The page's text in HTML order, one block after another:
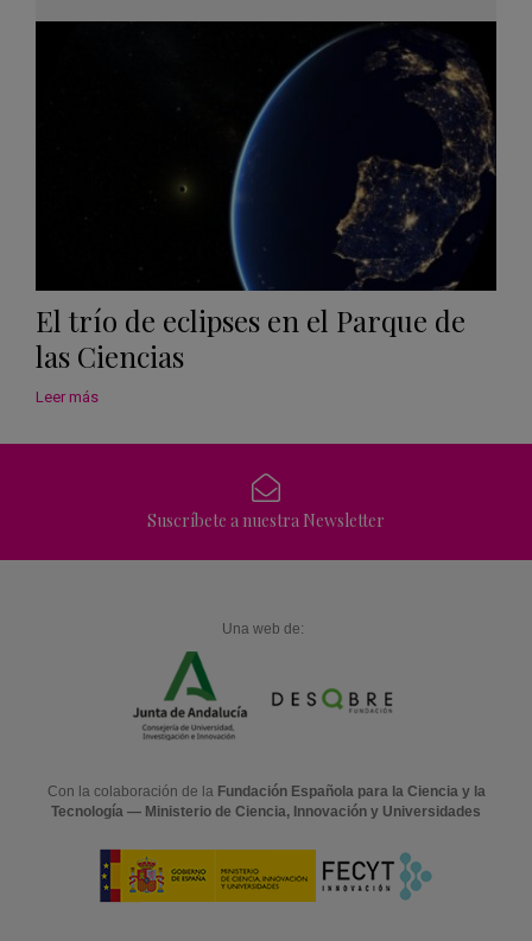
El trío de eclipses en el Parque de
las Ciencias
Leer más
Suscríbete a nuestra Newsletter
Una web de:
Con la colaboración de la Fundación Española para la Ciencia y la
Tecnología — Ministerio de Ciencia, Innovación y Universidades